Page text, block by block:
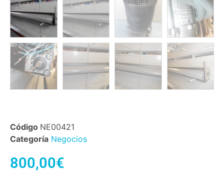
Código NE00421
Categoría Negocios
800,00€